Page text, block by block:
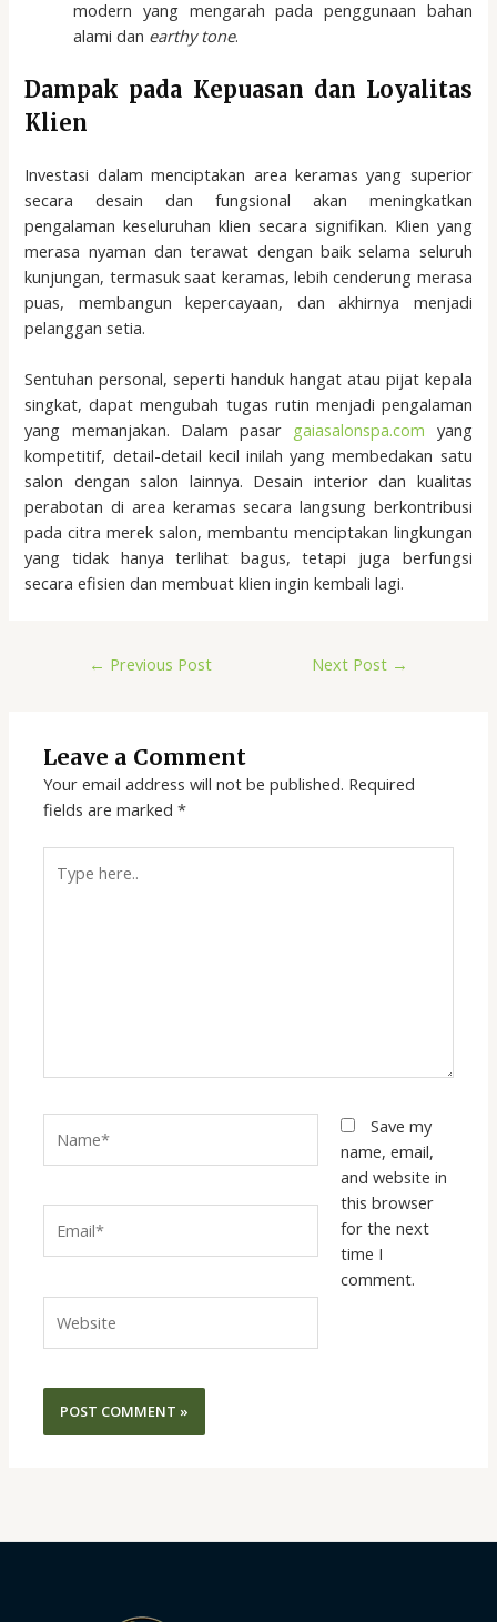
modern yang mengarah pada penggunaan bahan
alami dan earthy tone.
Dampak pada Kepuasan dan Loyalitas
Klien
Investasi dalam menciptakan area keramas yang superior
secara desain dan fungsional akan meningkatkan
pengalaman keseluruhan klien secara signifikan. Klien yang
merasa nyaman dan terawat dengan baik selama seluruh
kunjungan, termasuk saat keramas, lebih cenderung merasa
puas, membangun kepercayaan, dan akhirnya menjadi
pelanggan setia.
Sentuhan personal, seperti handuk hangat atau pijat kepala
singkat, dapat mengubah tugas rutin menjadi pengalaman
yang memanjakan. Dalam pasar gaiasalonspa.com yang
kompetitif, detail-detail kecil inilah yang membedakan satu
salon dengan salon lainnya. Desain interior dan kualitas
perabotan di area keramas secara langsung berkontribusi
pada citra merek salon, membantu menciptakan lingkungan
yang tidak hanya terlihat bagus, tetapi juga berfungsi
secara efisien dan membuat klien ingin kembali lagi.
← Previous Post Next Post →
Leave a Comment
Your email address will not be published. Required
fields are marked*
here..
Save my
name, email,
and website in
this browser
for the next
time I
comment.